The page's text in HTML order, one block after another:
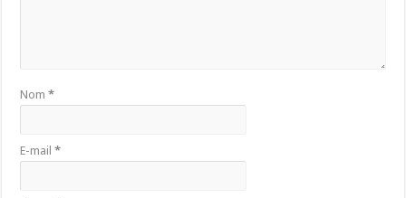
Nom*
E-mail*